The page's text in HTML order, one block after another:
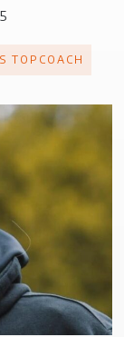
TOPCOACH